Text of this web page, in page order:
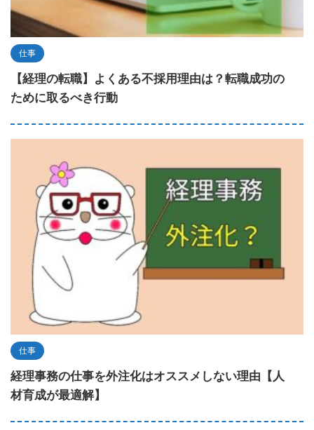
仕事
【経理の転職】よくある不採用理由は？転職成功の
ために取るべき行動
仕事
経理事務の仕事を外注化はオススメしない理由【人
材育成が最適解】